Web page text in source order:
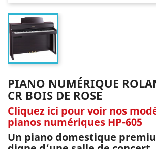
PIANO NUMÉRIQUE
CR BOIS DE ROSE
Cliquez ici pour voir nos
pianos numériques HP-605
Un piano domestique